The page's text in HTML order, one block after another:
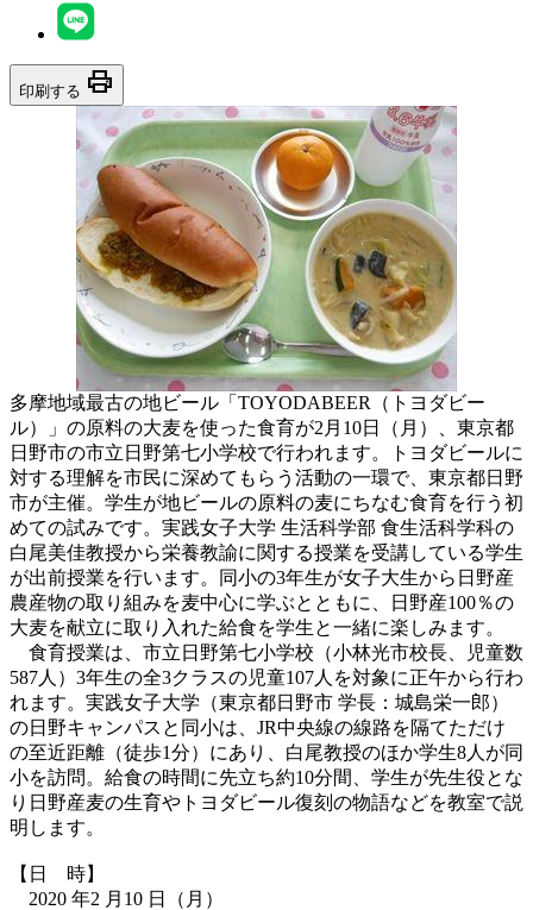
印刷する print
多摩地域最古の地ビール「TOYODABEER（トヨダビー
ル）」の原料の大麦を使った食育が2月10日（月）、東京都
日野市の市立日野第七小学校で行われます。トヨダビールに
対する理解を市民に深めてもらう活動の一環で、東京都日野
市が主催。学生が地ビールの原料の麦にちなむ食育を行う初
めての試みです。実践女子大学 生活科学部 食生活科学科の
白尾美佳教授から栄養教諭に関する授業を受講している学生
が出前授業を行います。同小の3年生が女子大生から日野産
農産物の取り組みを麦中心に学ぶとともに、日野産100％の
大麦を献立に取り入れた給食を学生と一緒に楽しみます。
食育授業は、市立日野第七小学校（小林光市校長、児童数
587人）3年生の全3クラスの児童107人を対象に正午から行わ
れます。実践女子大学（東京都日野市 学長：城島栄一郎）
の日野キャンパスと同小は、JR中央線の線路を隔てただけ
の至近距離（徒歩1分）にあり、白尾教授のほか学生8人が同
小を訪問。給食の時間に先立ち約10分間、学生が先生役とな
り日野産麦の生育やトヨダビール復刻の物語などを教室で説
明します。
【日 時】
2020 年2 月10 日（月）